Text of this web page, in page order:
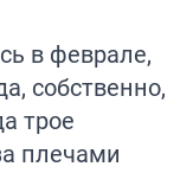
в феврале,
собственно,
трое
плечами